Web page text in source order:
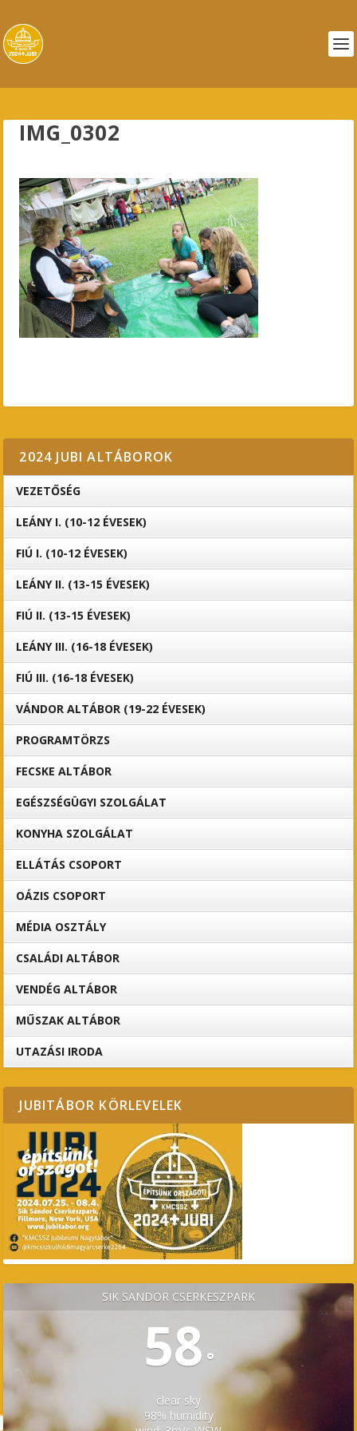
IMG_0302
2024 JUBI ALTÁBOROK
VEZETŐSÉG
LEÁNY I. (10-12 ÉVESEK)
FIÚ I. (10-12 ÉVESEK)
LEÁNY II. (13-15 ÉVESEK)
FIÚ II. (13-15 ÉVESEK)
LEÁNY III. (16-18 ÉVESEK)
FIÚ III. (16-18 ÉVESEK)
VÁNDOR ALTÁBOR (19-22 ÉVESEK)
PROGRAMTÖRZS
FECSKE ALTÁBOR
EGÉSZSÉGÜGYI SZOLGÁLAT
KONYHA SZOLGÁLAT
ELLÁTÁS CSOPORT
OÁZIS CSOPORT
MÉDIA OSZTÁLY
CSALÁDI ALTÁBOR
VENDÉG ALTÁBOR
MŰSZAK ALTÁBOR
UTAZÁSI IRODA
JUBITÁBOR KÖRLEVELEK
SÍK SÁNDOR CSERKÉSZPARK
58 °
clear sky
98% humidity